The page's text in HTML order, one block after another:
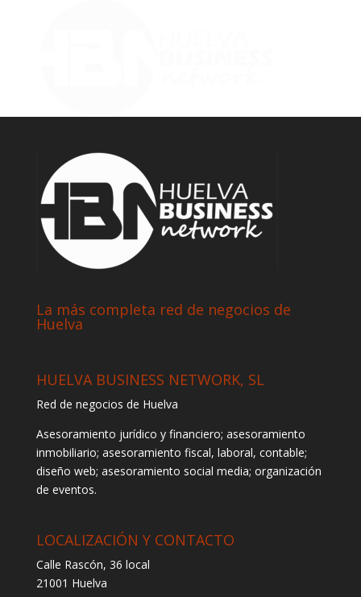
La más completa red de negocios de
Huelva
HUELVA BUSINESS NETWORK, SL
Red de negocios de Huelva
Asesoramiento jurídico y financiero; asesoramiento
inmobiliario; asesoramiento fiscal, laboral, contable;
diseño web; asesoramiento social media; organización
de eventos.
LOCALIZACIÓN Y CONTACTO
Calle Rascón, 36 local
21001 Huelva